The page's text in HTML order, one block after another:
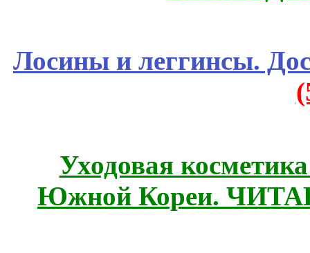
Лосины и леггинсы.
Уходовая
Южной Кореи.